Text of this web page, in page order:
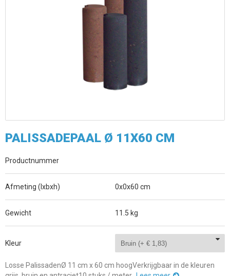
PALISSADEPAAL Ø 11X60 CM
Productnummer
Afmeting (lxbxh) 0x0x60 cm
Gewicht 11.5 kg
Kleur
Losse PalissadenØ 11 cm x 60 cm hoogVerkrijgbaar in de kleuren